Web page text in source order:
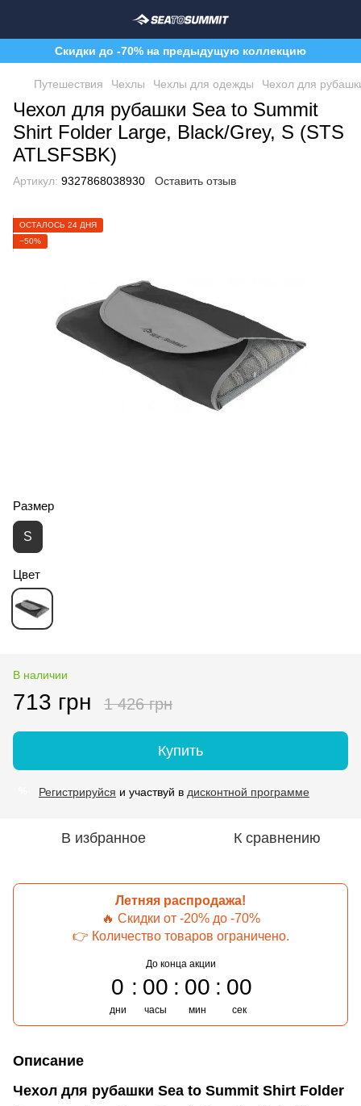
Скидки до -70% на предыдущую коллекцию
Путешествия Чехлы Чехлы для одежды Чехол для
Чехол для рубашки Sea to Summit
Shirt Folder Large, Black/Grey, S (STS
ATLSFSBK)
Артикул: 9327868038930 Оставить отзыв
ОСТАЛОСЬ 24 ДНЯ
−50%
Размер
S
Цвет
В наличии
713 грн 1 426 грн
Купить
Регистрируйся и участвуй в дисконтной программе
В избранное К сравнению
Летняя распродажа!
🔥 Скидки от -20% до -70%
👉 Количество товаров ограничено.
До конца акции
0
дни
00
часы
00
мин
00
сек
Описание
Чехол для рубашки Sea to Summit Shirt Folder